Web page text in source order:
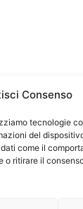
Consenso
tecnologie
del
come il
o ritirare il